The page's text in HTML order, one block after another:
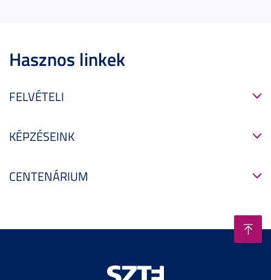
Hasznos linkek
FELVÉTELI
KÉPZÉSEINK
CENTENÁRIUM